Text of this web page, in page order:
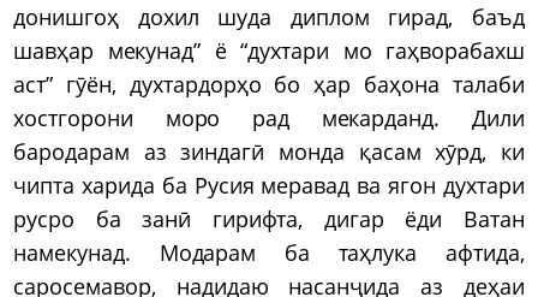
донишгоҳ дохил шуда диплом гирад, баъд
шавҳар мекунад” ё “духтари мо гаҳворабахш
аст” гӯён, духтардорҳо бо ҳар баҳона талаби
хостгорони моро рад мекарданд. Дили
бародарам аз зиндагӣ монда қасам хӯрд, ки
чипта харида ба Русия меравад ва ягон духтари
русро ба занӣ гирифта, дигар ёди Ватан
намекунад. Модарам ба таҳлука афтида,
саросемавор, надидаю насанҷида аз деҳаи